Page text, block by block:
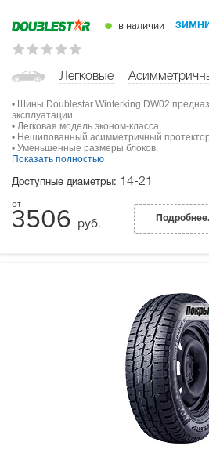
в наличии
Легковые
• Шины Doublestar Winterking DW02
эксплуатации.
• Легковая модель эконом-класса.
• Нешипованный асимметричный
• Уменьшенные размеры блоков.
Показать полностью
Доступные диаметры: 14-21
3506 руб.